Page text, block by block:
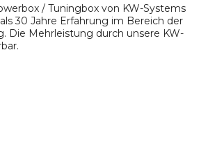
/ Tuningbox von KW-Systems
30 Jahre Erfahrung im Bereich der
Die Mehrleistung durch unsere KW-